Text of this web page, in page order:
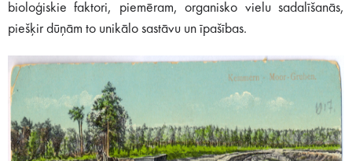
bioloģiskie faktori, piemēram, organisko vielu sadalīšanās,
piešķir dūņām to unikālo sastāvu un īpašības.